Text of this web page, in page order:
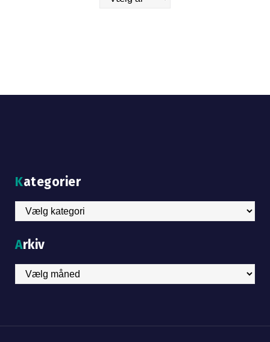
Kategorier
Kategorier
Arkiv
Arkiv